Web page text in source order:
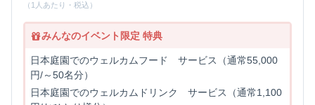
（1人あたり・税込）
みんなのイベント限定 特典
日本庭園でのウェルカムフード サービス（通常55,000
円/～50名分）
日本庭園でのウェルカムドリンク サービス（通常1,100